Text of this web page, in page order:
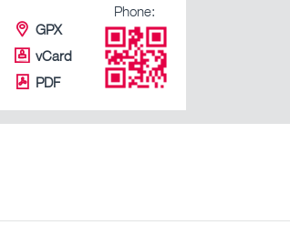
GPX
vCard
PDF
Phone: